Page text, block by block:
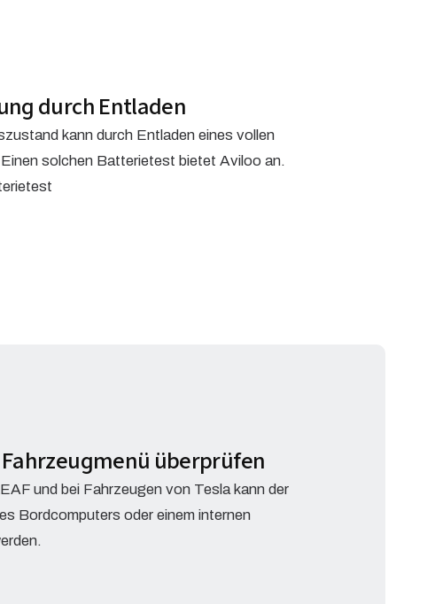
durch Entladen
kann durch Entladen eines vollen
solchen Batterietest bietet Aviloo an.
überprüfen
und bei Fahrzeugen von Tesla kann der
Bordcomputers oder einem internen